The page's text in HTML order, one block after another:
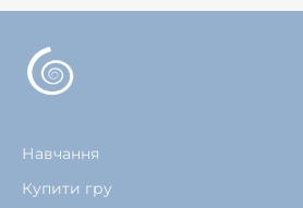
Навчання
Купити гру